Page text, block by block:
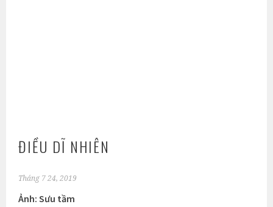
ĐIỀU DĨ NHIÊN
Tháng 7 24, 2019
Ảnh: Sưu tầm